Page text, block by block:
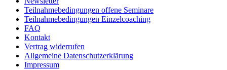
Teilnahmebedingungen offene Seminare
Teilnahmebedingungen Einzelcoaching
FAQ
Kontakt
Vertrag widerrufen
Allgemeine Datenschutzerklärung
Impressum